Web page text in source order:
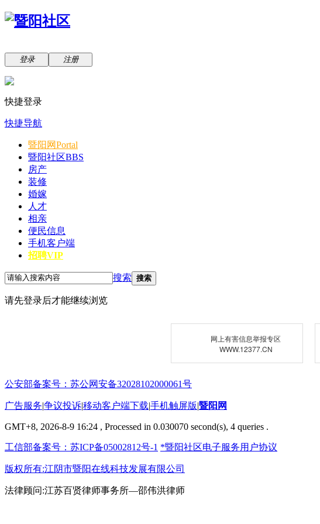
登录 注册
快捷登录
快捷导航
暨阳网Portal
暨阳社区BBS
房产
装修
婚嫁
人才
相亲
便民信息
手机客户端
招聘VIP
搜索 搜索
请先登录后才能继续浏览
网上有害信息举报专区
WWW.12377.CN
公安部备案号：苏公网安备32028102000061号
广告服务|争议投诉|移动客户端下载|手机触屏版|暨阳网
GMT+8, 2026-8-9 16:24 , Processed in 0.030070 second(s), 4 queries .
工信部备案号：苏ICP备05002812号-1 *暨阳社区电子服务用户协议
版权所有:江阴市暨阳在线科技发展有限公司
法律顾问:江苏百贤律师事务所—邵伟洪律师